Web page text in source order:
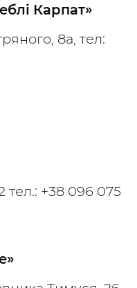
Карпат»
8а, тел:
тел.: +38 096 075